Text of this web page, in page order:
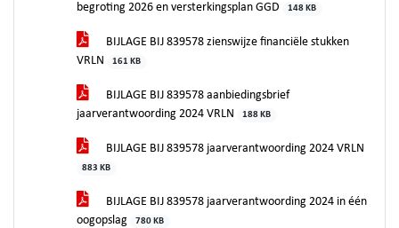
begroting 2026 en versterkingsplan GGD
148 KB
BIJLAGE BIJ 839578 zienswijze financiële stukken
VRLN
161 KB
BIJLAGE BIJ 839578 aanbiedingsbrief
jaarverantwoording 2024 VRLN
188 KB
BIJLAGE BIJ 839578 jaarverantwoording 2024 VRLN
883 KB
BIJLAGE BIJ 839578 jaarverantwoording 2024 in één
oogopslag
780 KB